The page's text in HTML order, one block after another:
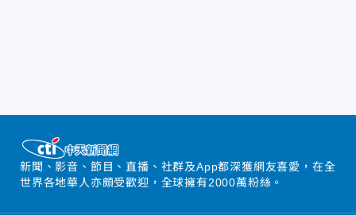
新聞、影音、節目、直播、社群及App都深獲網友喜愛，在全
世界各地華人亦頗受歡迎，全球擁有2000萬粉絲。